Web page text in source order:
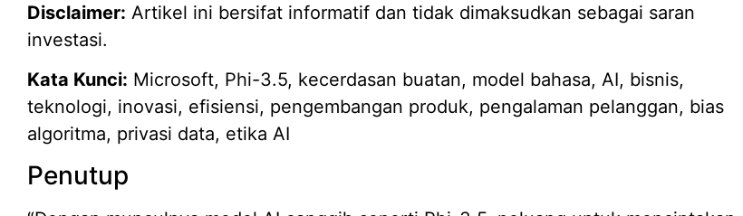
Disclaimer: Artikel ini bersifat informatif dan tidak dimaksudkan sebagai saran
investasi.
Kata Kunci: Microsoft, Phi-3.5, kecerdasan buatan, model bahasa, AI, bisnis,
teknologi, inovasi, efisiensi, pengembangan produk, pengalaman pelanggan, bias
algoritma, privasi data, etika AI
Penutup